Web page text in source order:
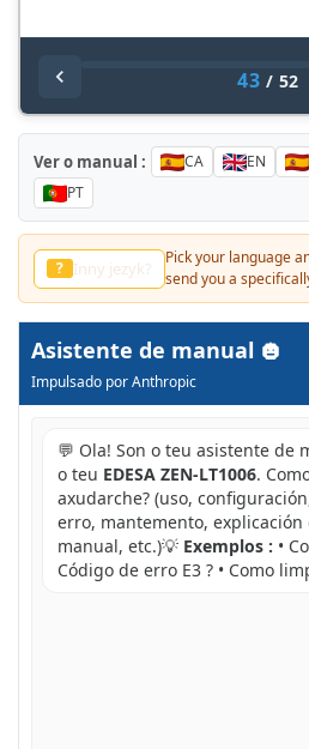
43 / 52
Ver o manual : CA EN
PT
? Другой язык?
Pick your
we'll send you a
Asistente de manual
Impulsado por Anthropic
💬 Ola! Son o teu asistente de
o teu EDESA ZEN-LT1006.
axudarche? (uso,
erro, mantemento, explicación
manual, etc.)💡 Exemplos : •
Código de erro E3 ? • Como